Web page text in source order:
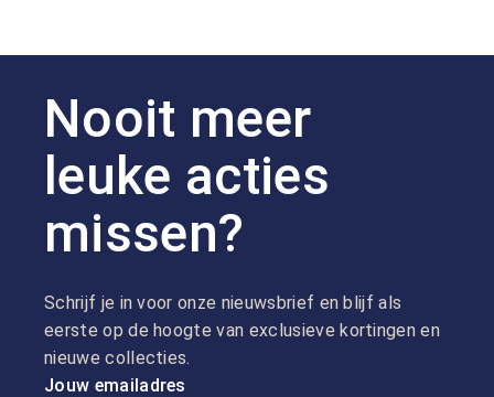
Nooit meer
leuke acties
missen?
Schrijf je in voor onze nieuwsbrief en blijf als
eerste op de hoogte van exclusieve kortingen en
nieuwe collecties.
Jouw emailadres